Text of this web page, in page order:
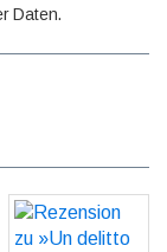
Daten.